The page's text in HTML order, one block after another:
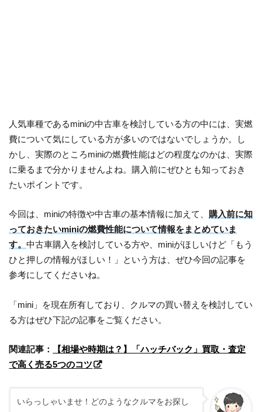
人気車種であるminiの中古車を検討している方の中には、実燃
費について気にしている方が多いのではないでしょうか。し
かし、実際のところminiの燃費性能はどの程度なのかは、実際
に乗るまで分かりませんよね。購入前にぜひとも知っておき
たいポイントです。
今回は、miniの特徴や中古車の基本情報に加えて、 購入前に知
っておきたいminiの燃費性能について情報をまとめていま
す。中古車購入を検討している方や、miniがほしいけど「もう
ひと押しの情報がほしい！」という方は、ぜひ今回の記事を
参考にしてくださいね。
「mini」を現在所有しており、クルマの買い替えを検討してい
る方はぜひ下記の記事をご覧ください。
関連記事：
【相場や時期は？】「ハッチバック」買取・査定
で高く売る5つのコツ
いらっしゃいませ！どのようなクルマをお探し